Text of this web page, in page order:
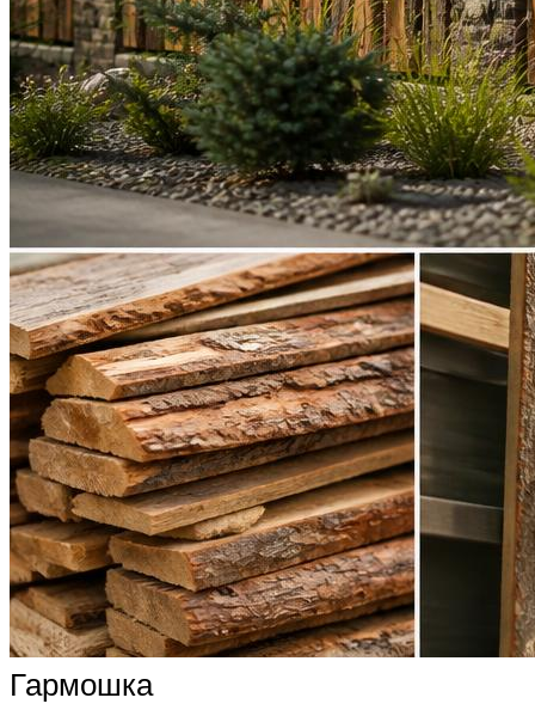
Гармошка